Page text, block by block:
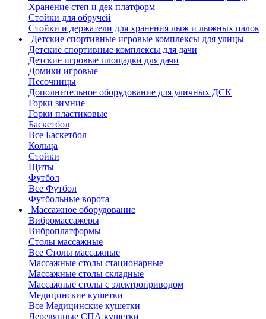
Хранение степ и дек платформ
Стойки для обручей
Стойки и держатели для хранения лыж и лыжных палок
Детские спортивные игровые комплексы для улицы
Детские спортивные комплексы для дачи
Детские игровые площадки для дачи
Домики игровые
Песочницы
Дополнительное оборудование для уличных ДСК
Горки зимние
Горки пластиковые
Баскетбол
Все Баскетбол
Кольца
Стойки
Щиты
Футбол
Все Футбол
Футбольные ворота
Массажное оборудование
Вибромассажеры
Виброплатформы
Столы массажные
Все Столы массажные
Массажные столы стационарные
Массажные столы складные
Массажные столы с электроприводом
Медицинские кушетки
Все Медицинские кушетки
Деревянные СПА кушетки